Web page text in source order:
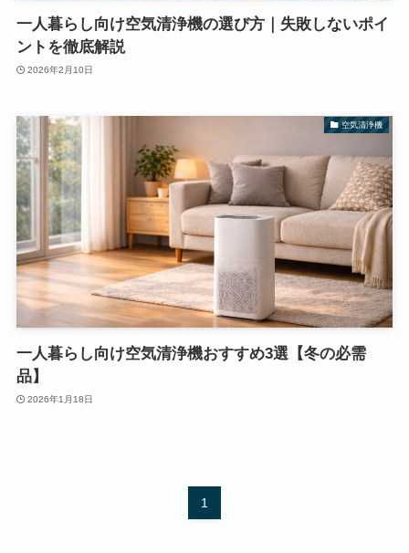
一人暮らし向け空気清浄機の選び方｜失敗しないポイ
ントを徹底解説
2026年2月10日
空気清浄機
一人暮らし向け空気清浄機おすすめ3選【冬の必需
品】
2026年1月18日
1